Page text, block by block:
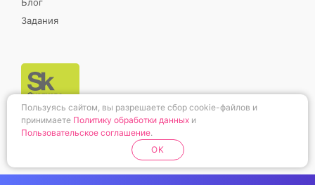
Задания
Пользуясь сайтом, вы разрешаете сбор cookie-файлов и
принимаете Политику обработки данных и
Пользовательское соглашение.
OK